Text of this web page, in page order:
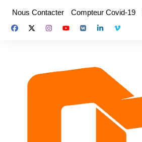
contenu
Nous Contacter Compteur Covid-19